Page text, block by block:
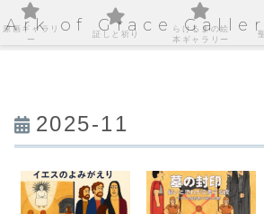
Ark of Grace
2025-11
原画ギャラリ
ー
証しと祈り
らけるまの絵
本ギャラリー